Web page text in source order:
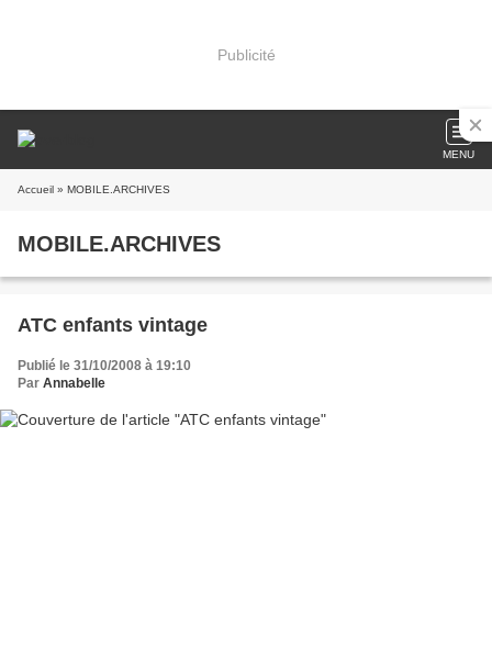
Publicité
MENU
Accueil » MOBILE.ARCHIVES
MOBILE.ARCHIVES
ATC enfants vintage
Publié le 31/10/2008 à 19:10
Par Annabelle